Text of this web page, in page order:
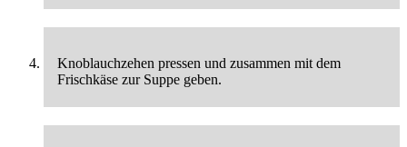
Knoblauchzehen pressen und zusammen mit dem
Frischkäse zur Suppe geben.